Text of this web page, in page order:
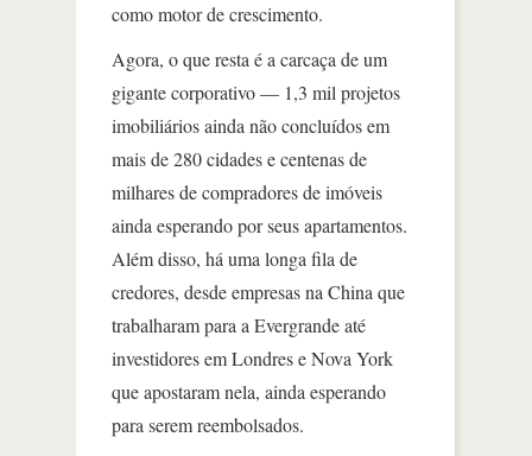
como motor de crescimento.
Agora, o que resta é a carcaça de um
gigante corporativo — 1,3 mil projetos
imobiliários ainda não concluídos em
mais de 280 cidades e centenas de
milhares de compradores de imóveis
ainda esperando por seus apartamentos.
Além disso, há uma longa fila de
credores, desde empresas na China que
trabalharam para a Evergrande até
investidores em Londres e Nova York
que apostaram nela, ainda esperando
para serem reembolsados.